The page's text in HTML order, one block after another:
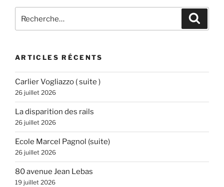
pour
ARTICLES RÉCENTS
Carlier Vogliazzo ( suite )
26 juillet 2026
La disparition des rails
26 juillet 2026
Ecole Marcel Pagnol (suite)
26 juillet 2026
80 avenue Jean Lebas
19 juillet 2026